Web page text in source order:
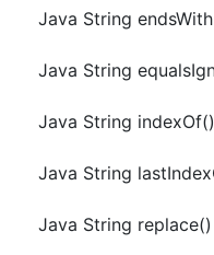
Java String
Java String
Java String
Java String
Java String